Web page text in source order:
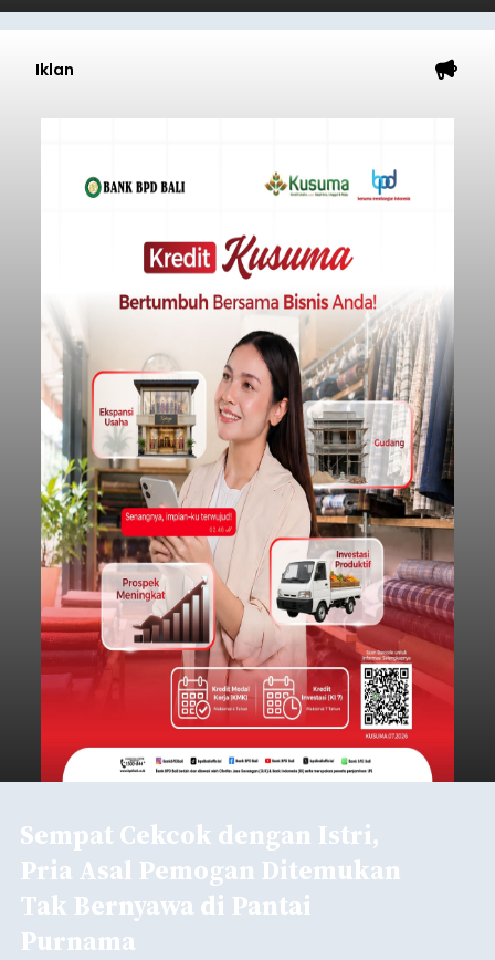
Iklan
Sempat Cekcok dengan Istri,
Pria Asal Pemogan Ditemukan
Tak Bernyawa di Pantai
Purnama